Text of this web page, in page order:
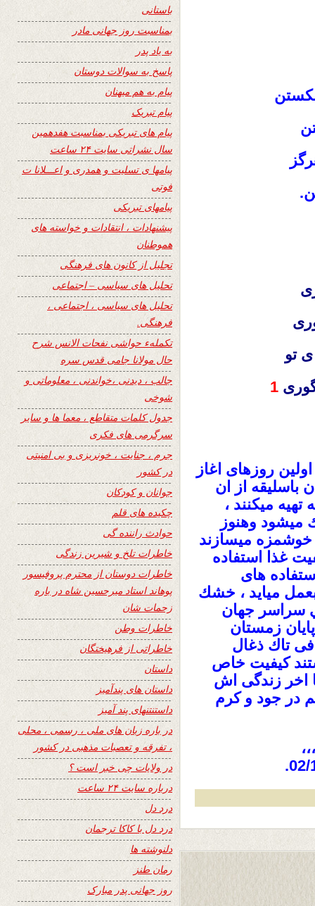
تو
1
روزهاى اغاز
باسليقه از ان
ميكنند ،
ميشود وهنوز
ميسازند
غذا استفاده
هاى
ميايد ، خشك
سراسر جهان
زمستان
تاك ذغال
كيفيت خاص
اخر زندگى اش
در جود و كرم
باستانی
بمناسبت روز جهانی مادر
به یاد پدر
پاسخ به سوالات دوستان
پیام به هم میهنان
پیام تبریک
پیام های تبریکی بمناسبت هفدهمین
سال نشراتی سایت ۲۴ ساعت
پیامها ی تسلیت و همدری و اعـــلانا ت
فوتی
پیامهای تبریکی
پیشنهادات ، انتقادات و خواسته های
هموطنان
تجلیل از کانون های فرهنگی
تحلیل های سیاسی – اجتماعی
تحلیل های سیاسی ، اجتماعی ،
فرهنگی.
تکملهء حواشی نفحات الانس شرح
حال مولانا جامی قدس سره
جالب ، دیدنی ،خواندنی ، معلوماتی و
شوخی
جدول کلمات متقاطع ، معما ها و سایر
سرگرمی های فکری
جرم ، جنایت ، خونریزی و بی امنیتی
در کشور
جوانان و کودکان
چکیده های قلم
حوادث راننده گی
خاطرات تلخ و شیرین زندگی
خاطرات دوستان از محترم پروفیسور
پوهاند استاد میرحسین شاه در باره
زحمات شان
خاطرات وطن
خاطراتی از فرهیختگان
داستان
داستان های پندآمیز
داستنتنهای پند آمیز
در باره زبان های ملی ، رسمی ، محلی
، تفرقه و تعصبات مذهبی در کشور
در ولایات چی خبر است ؟
درباره سایت ۲۴ ساعت
درد دل
درد دل با کاکا ترجمان
دلنوشته ها
رمان طنز
روز جهانی پدر مبارک